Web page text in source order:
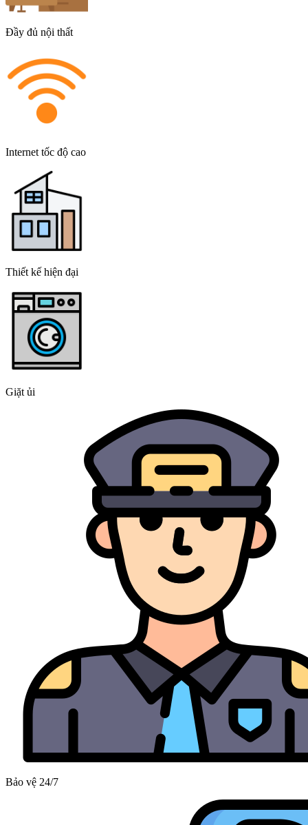
Đầy đủ nội thất
Internet tốc độ cao
Thiết kế hiện đại
Giặt ủi
Bảo vệ 24/7